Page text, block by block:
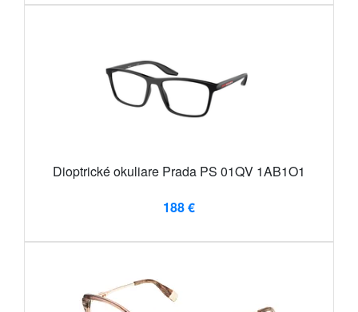
Dioptrické okuliare Prada PS 01QV 1AB1O1
188 €